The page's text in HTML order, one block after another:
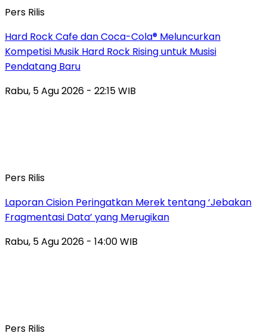
Pers Rilis
Hard Rock Cafe dan Coca-Cola® Meluncurkan
Kompetisi Musik Hard Rock Rising untuk Musisi
Pendatang Baru
Rabu, 5 Agu 2026 - 22:15 WIB
Pers Rilis
Laporan Cision Peringatkan Merek tentang ‘Jebakan
Fragmentasi Data’ yang Merugikan
Rabu, 5 Agu 2026 - 14:00 WIB
Pers Rilis